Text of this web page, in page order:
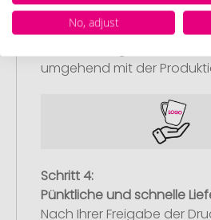
Sie erhalten von uns eine
Druckvorschau mit Ihrem
umgehend mit der
Schritt 4:
Pünktliche und schnelle
Nach Ihrer Freigabe der
No, adjust